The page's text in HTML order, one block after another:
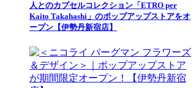
人とのカプセルコレクション「ETRO per
Kaito Takahashi」のポップアップストアをオ
ープン【伊勢丹新宿店】